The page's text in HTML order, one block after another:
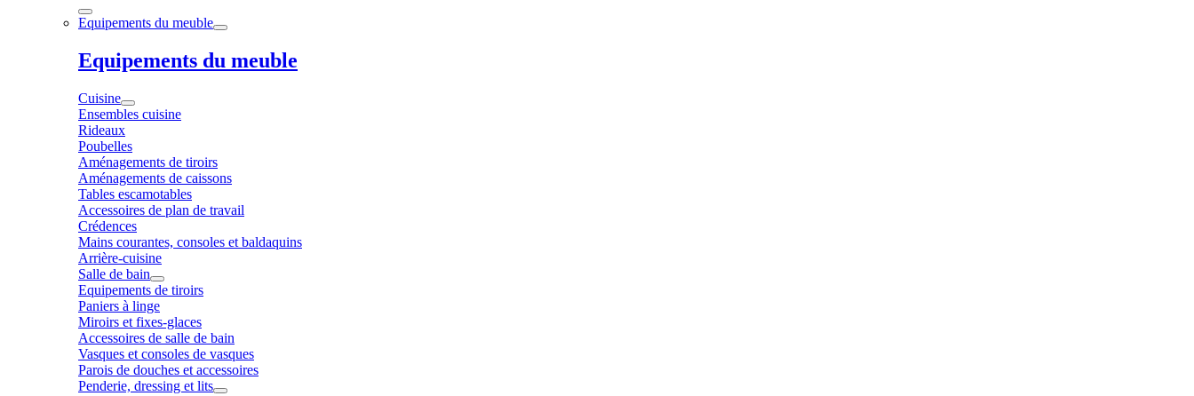
Equipements du meuble
Equipements du meuble
Cuisine
Ensembles cuisine
Rideaux
Poubelles
Aménagements de tiroirs
Aménagements de caissons
Tables escamotables
Accessoires de plan de travail
Crédences
Mains courantes, consoles et baldaquins
Arrière-cuisine
Salle de bain
Equipements de tiroirs
Paniers à linge
Miroirs et fixes-glaces
Accessoires de salle de bain
Vasques et consoles de vasques
Parois de douches et accessoires
Penderie, dressing et lits